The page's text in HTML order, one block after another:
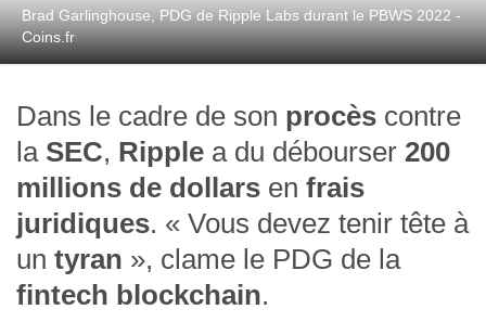
Brad Garlinghouse, PDG de Ripple Labs durant le PBWS 2022 -
Coins.fr
Dans le cadre de son procès contre
la SEC, Ripple a du débourser 200
millions de dollars en frais
juridiques. « Vous devez tenir tête à
un tyran », clame le PDG de la
fintech blockchain.